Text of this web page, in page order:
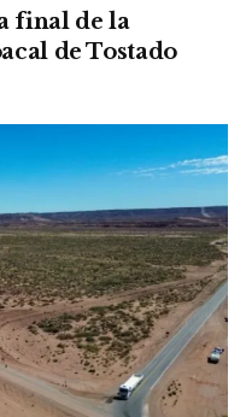
final de la
de Tostado